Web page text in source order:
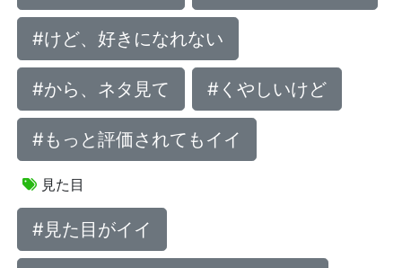
#けど、好きになれない
#から、ネタ見て #くやしいけど
#もっと評価されてもイイ
見た目
#見た目がイイ